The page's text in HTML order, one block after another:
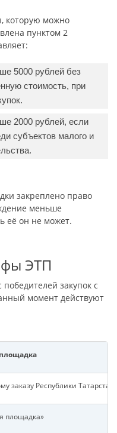
которую можно
пунктом 2
5000 рублей без
стоимость, при
2000 рублей, если
субъектов малого и
закреплено право
меньше
её он не может.
ЭТП
закупок с
момент действуют
заказу Республики
площадка»